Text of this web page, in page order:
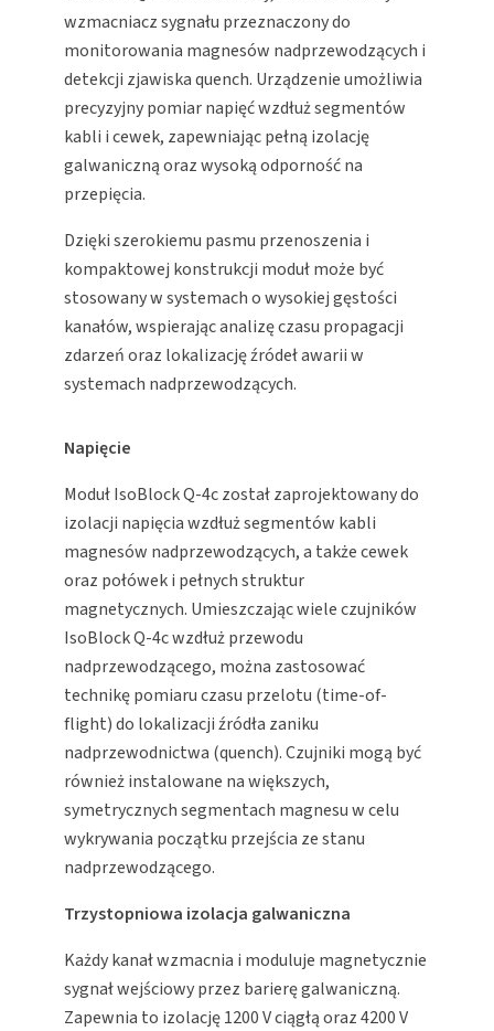
wzmacniacz sygnału przeznaczony do
monitorowania magnesów nadprzewodzących i
detekcji zjawiska quench. Urządzenie umożliwia
precyzyjny pomiar napięć wzdłuż segmentów
kabli i cewek, zapewniając pełną izolację
galwaniczną oraz wysoką odporność na
przepięcia.
Dzięki szerokiemu pasmu przenoszenia i
kompaktowej konstrukcji moduł może być
stosowany w systemach o wysokiej gęstości
kanałów, wspierając analizę czasu propagacji
zdarzeń oraz lokalizację źródeł awarii w
systemach nadprzewodzących.
Napięcie
Moduł IsoBlock Q-4c został zaprojektowany do
izolacji napięcia wzdłuż segmentów kabli
magnesów nadprzewodzących, a także cewek
oraz połówek i pełnych struktur
magnetycznych. Umieszczając wiele czujników
IsoBlock Q-4c wzdłuż przewodu
nadprzewodzącego, można zastosować
technikę pomiaru czasu przelotu (time-of-
flight) do lokalizacji źródła zaniku
nadprzewodnictwa (quench). Czujniki mogą być
również instalowane na większych,
symetrycznych segmentach magnesu w celu
wykrywania początku przejścia ze stanu
nadprzewodzącego.
Trzystopniowa izolacja galwaniczna
Każdy kanał wzmacnia i moduluje magnetycznie
sygnał wejściowy przez barierę galwaniczną.
Zapewnia to izolację 1200 V ciągłą oraz 4200 V